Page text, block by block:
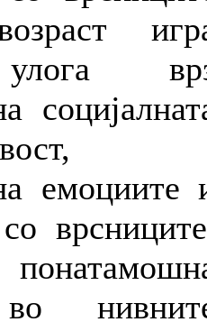
улога
емоциите